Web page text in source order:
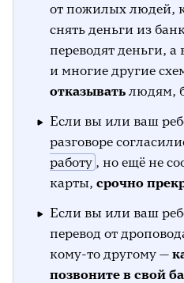
от пожилых людей,
снять деньги из
переводят деньги,
и многие другие
отказывать людям,
Если вы или ваш
разговоре
работу , но ещё не
карты, срочно
Если вы или ваш
перевод от
кому-то другому —
позвоните в свой